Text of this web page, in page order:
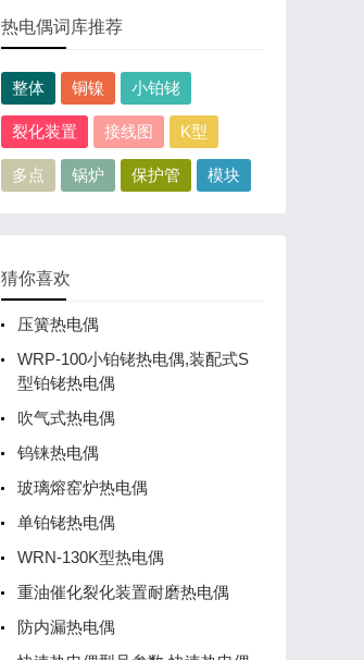
热电偶词库推荐
整体 铜镍 小铂铑
裂化装置 接线图 K型
多点 锅炉 保护管 模块
猜你喜欢
压簧热电偶
WRP-100小铂铑热电偶,装配式S
型铂铑热电偶
吹气式热电偶
钨铼热电偶
玻璃熔窑炉热电偶
单铂铑热电偶
WRN-130K型热电偶
重油催化裂化装置耐磨热电偶
防内漏热电偶